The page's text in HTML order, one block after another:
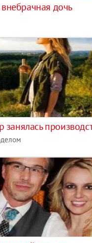
внебрачная дочь